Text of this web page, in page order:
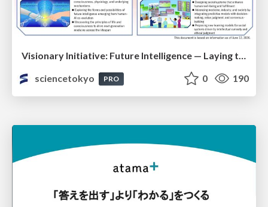
Visionary Initiative: Future Intelligence — Laying the foundations for the future of science, intelligence, and society | Science Tokyo
sciencetokyo
PRO 0 190